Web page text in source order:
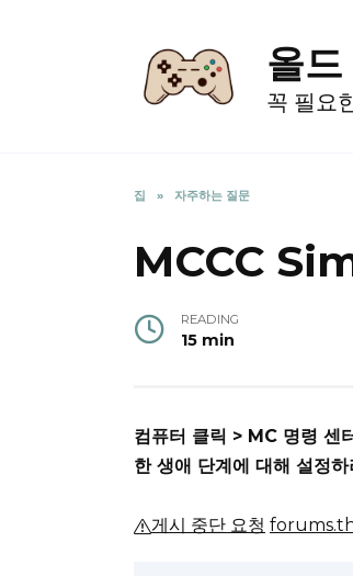
올
꼭 필요
집 » 자주하는 질문
MCCC
READING
15 min
컴퓨터 클릭 > MC 명령 센
한 생애 단계에 대해 설정
게시 중단 요청